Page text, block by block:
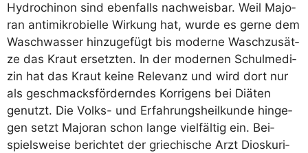
Hydro­chi­non sind eben­falls nach­weis­bar. Weil Majo­
ran anti­mi­kro­biel­le Wir­kung hat, wur­de es ger­ne dem
Wasch­was­ser hin­zu­ge­fügt bis moder­ne Wasch­zu­sät­
ze das Kraut ersetz­ten. In der moder­nen Schul­me­di­
zin hat das Kraut kei­ne Rele­vanz und wird dort nur
als geschmacks­för­dern­des Kor­ri­gens bei Diä­ten
genutzt. Die Volks- und Erfah­rungs­heil­kun­de hin­ge­
gen setzt Majo­ran schon lan­ge viel­fäl­tig ein. Bei­
spiels­wei­se berich­tet der grie­chi­sche Arzt Dio­s­ku­r­i­